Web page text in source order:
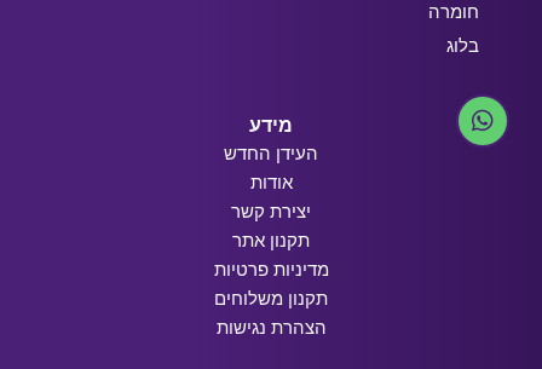
חומרה
בלוג
מידע
העידן החדש
אודות
יצירת קשר
תקנון אתר
מדיניות פרטיות
תקנון משלוחים
הצהרת נגישות